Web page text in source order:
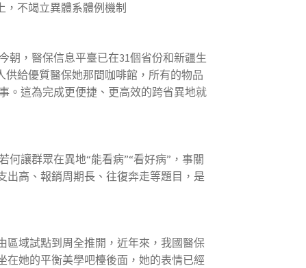
不竭立異體系體例機制
朝，醫保信息平臺已在31個省份和新疆生
供給優質醫保她那間咖啡館，所有的物品
。這為完成更便捷、更高效的跨省異地就
讓群眾在異地“能看病”“看好病”，事關
出高、報銷周期長、往復奔走等題目，是
區域試點到周全推開，近年來，我國醫保
在她的平衡美學吧檯後面，她的表情已經